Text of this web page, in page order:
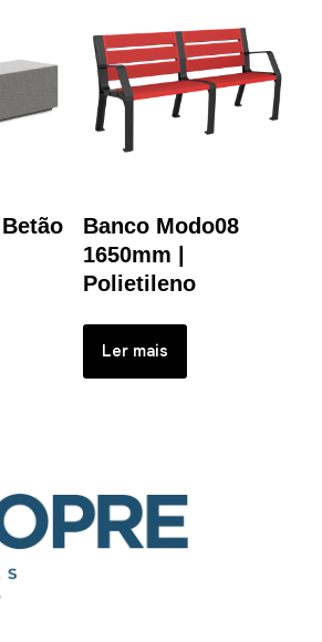
Banco Modo08
1650mm |
Polietileno
Ler mais